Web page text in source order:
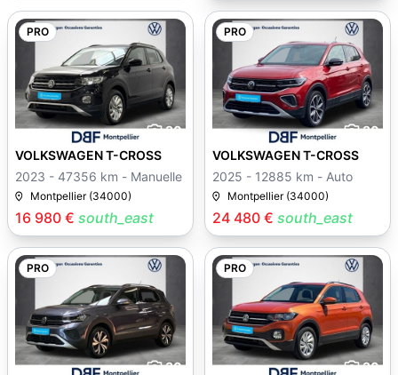
PRO
30
16 980 € south_east
VOLKSWAGEN T-CROSS
2023 - 47356 km - Manuelle
Montpellier (34000)
PRO
30
24 480 € south_east
VOLKSWAGEN T-CROSS
2025 - 12885 km - Auto
Montpellier (34000)
PRO
30
PRO
30